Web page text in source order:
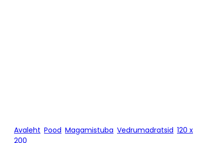
Avaleht Pood Magamistuba Vedrumadratsid 120 x
200